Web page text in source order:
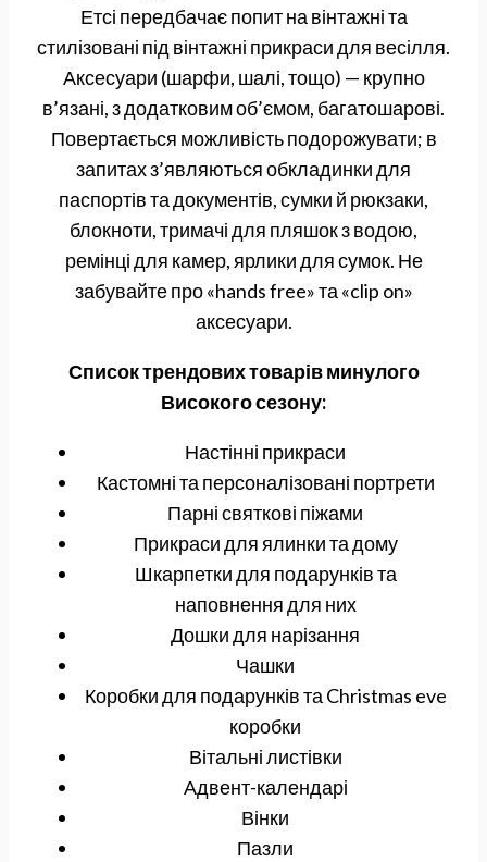
Етсі передбачає попит на вінтажні та
стилізовані під вінтажні прикраси для весілля.
Аксесуари (шарфи, шалі, тощо) — крупно
в’язані, з додатковим об’ємом, багатошарові.
Повертається можливість подорожувати; в
запитах з’являються обкладинки для
паспортів та документів, сумки й рюкзаки,
блокноти, тримачі для пляшок з водою,
ремінці для камер, ярлики для сумок. Не
забувайте про «hands free» та «clip on»
аксесуари.
Список трендових товарів минулого
Високого сезону:
Настінні прикраси
Кастомні та персоналізовані портрети
Парні святкові піжами
Прикраси для ялинки та дому
Шкарпетки для подарунків та
наповнення для них
Дошки для нарізання
Чашки
Коробки для подарунків та Christmas eve
коробки
Вітальні листівки
Адвент-календарі
Вінки
Пазли